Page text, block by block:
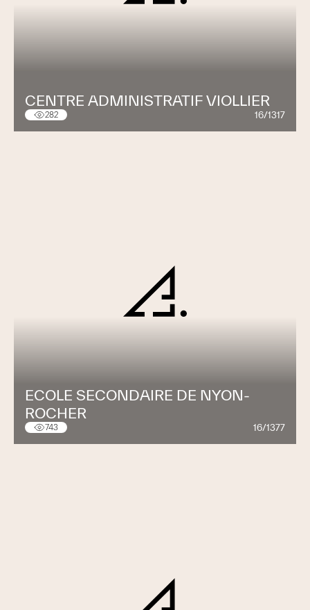
CENTRE ADMINISTRATIF VIOLLIER
282 16/1317
ECOLE SECONDAIRE DE NYON-
ROCHER
743 16/1377